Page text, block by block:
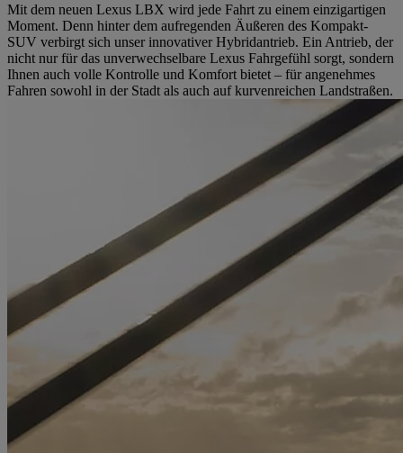
Mit dem neuen Lexus LBX wird jede Fahrt zu einem einzigartigen
Moment. Denn hinter dem aufregenden Äußeren des Kompakt-
SUV verbirgt sich unser innovativer Hybridantrieb. Ein Antrieb, der
nicht nur für das unverwechselbare Lexus Fahrgefühl sorgt, sondern
Ihnen auch volle Kontrolle und Komfort bietet – für angenehmes
Fahren sowohl in der Stadt als auch auf kurvenreichen Landstraßen.